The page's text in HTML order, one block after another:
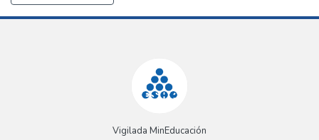
Vigilada MinEducación